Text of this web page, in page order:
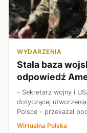
WYDARZENIA
Stała baza
odpowiedź
- Sekretarz wojny i
dotyczącej
Polsce - przekazał
Wirtualna Polska